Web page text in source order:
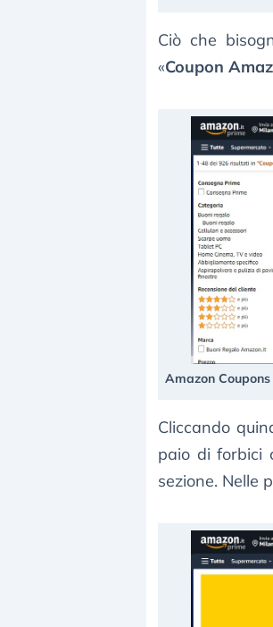
Ciò che
«Coupon
Amazon Coupons
Cliccando
paio di forbici
sezione. Nelle